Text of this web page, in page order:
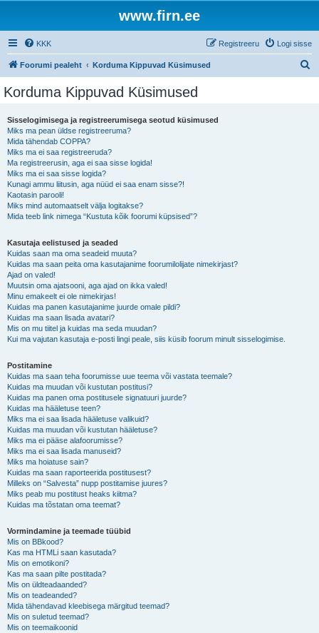
www.firn.ee
KKK Logi sisse
Registreeru
Foorumi pealeht Korduma Kippuvad Küsimused
Korduma Kippuvad Küsimused
Sisselogimisega ja registreerumisega seotud küsimused
Miks ma pean üldse registreeruma?
Mida tähendab COPPA?
Miks ma ei saa registreeruda?
Ma registreerusin, aga ei saa sisse logida!
Miks ma ei saa sisse logida?
Kunagi ammu liitusin, aga nüüd ei saa enam sisse?!
Kaotasin parooli!
Miks mind automaatselt välja logitakse?
Mida teeb link nimega “Kustuta kõik foorumi küpsised”?
Kasutaja eelistused ja seaded
Kuidas saan ma oma seadeid muuta?
Kuidas ma saan peita oma kasutajanime foorumilolijate nimekirjast?
Ajad on valed!
Muutsin oma ajatsooni, aga ajad on ikka valed!
Minu emakeelt ei ole nimekirjas!
Kuidas ma panen kasutajanime juurde omale pildi?
Kuidas ma saan lisada avatari?
Mis on mu tiitel ja kuidas ma seda muudan?
Kui ma vajutan kasutaja e-posti lingi peale, siis küsib foorum minult sisselogimise.
Postitamine
Kuidas ma saan teha foorumisse uue teema või vastata teemale?
Kuidas ma muudan või kustutan postitusi?
Kuidas ma panen oma postitusele signatuuri juurde?
Kuidas ma hääletuse teen?
Miks ma ei saa lisada hääletuse valikuid?
Kuidas ma muudan või kustutan hääletuse?
Miks ma ei pääse alafoorumisse?
Miks ma ei saa lisada manuseid?
Miks ma hoiatuse sain?
Kuidas ma saan raporteerida postitusest?
Milleks on “Salvesta” nupp postitamise juures?
Miks peab mu postitust heaks kiitma?
Kuidas ma tõstatan oma teemat?
Vormindamine ja teemade tüübid
Mis on BBkood?
Kas ma HTMLi saan kasutada?
Mis on emotikoni?
Kas ma saan pilte postitada?
Mis on üldteadaanded?
Mis on teadeanded?
Mida tähendavad kleebisega märgitud teemad?
Mis on suletud teemad?
Mis on teemaikoonid